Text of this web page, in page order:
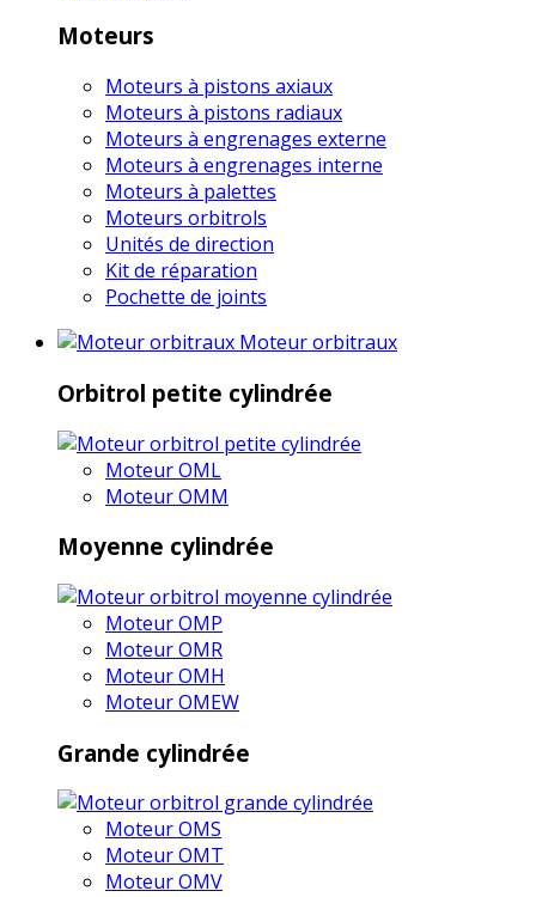
Moteurs
Moteurs à pistons axiaux
Moteurs à pistons radiaux
Moteurs à engrenages externe
Moteurs à engrenages interne
Moteurs à palettes
Moteurs orbitrols
Unités de direction
Kit de réparation
Pochette de joints
Moteur orbitraux
Orbitrol petite cylindrée
Moteur OML
Moteur OMM
Moyenne cylindrée
Moteur OMP
Moteur OMR
Moteur OMH
Moteur OMEW
Grande cylindrée
Moteur OMS
Moteur OMT
Moteur OMV